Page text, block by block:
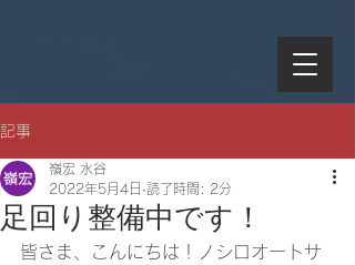
記事
足回り整備中です！
嶺宏 水谷
2022年5月4日 読了時間: 2分
皆さま、こんにちは！ノシロオートサ